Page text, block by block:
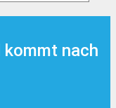
kommt nach